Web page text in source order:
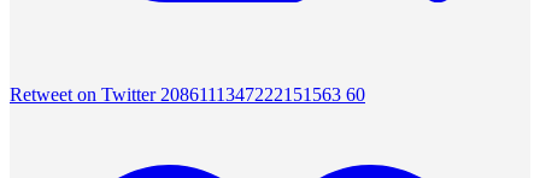
Retweet on Twitter 2086111347222151563 60